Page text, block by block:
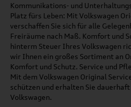
Kommunikations- und
Platz fürs Leben: Mit Volkswagen
verschaffen Sie sich für alle
Freiräume nach Maß. Komfort und
hinterm Steuer Ihres Volkswagen
wir Ihnen ein großes Sortiment an
Komfort und Schutz. Service und
Mit dem Volkswagen Original
schützen und erhalten Sie
Volkswagen.